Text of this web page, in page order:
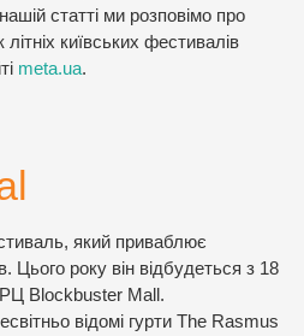
статті ми розповімо про
київських фестивалів
meta.ua.
який приваблює
Цього року він відбудеться з 18
Blockbuster Mall.
відомі гурти The Rasmus